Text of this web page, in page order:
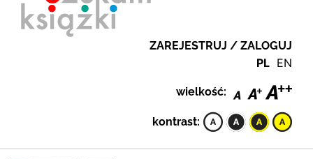
ZAREJESTRUJ / ZALOGUJ
PL EN
wielkość:
kontrast: